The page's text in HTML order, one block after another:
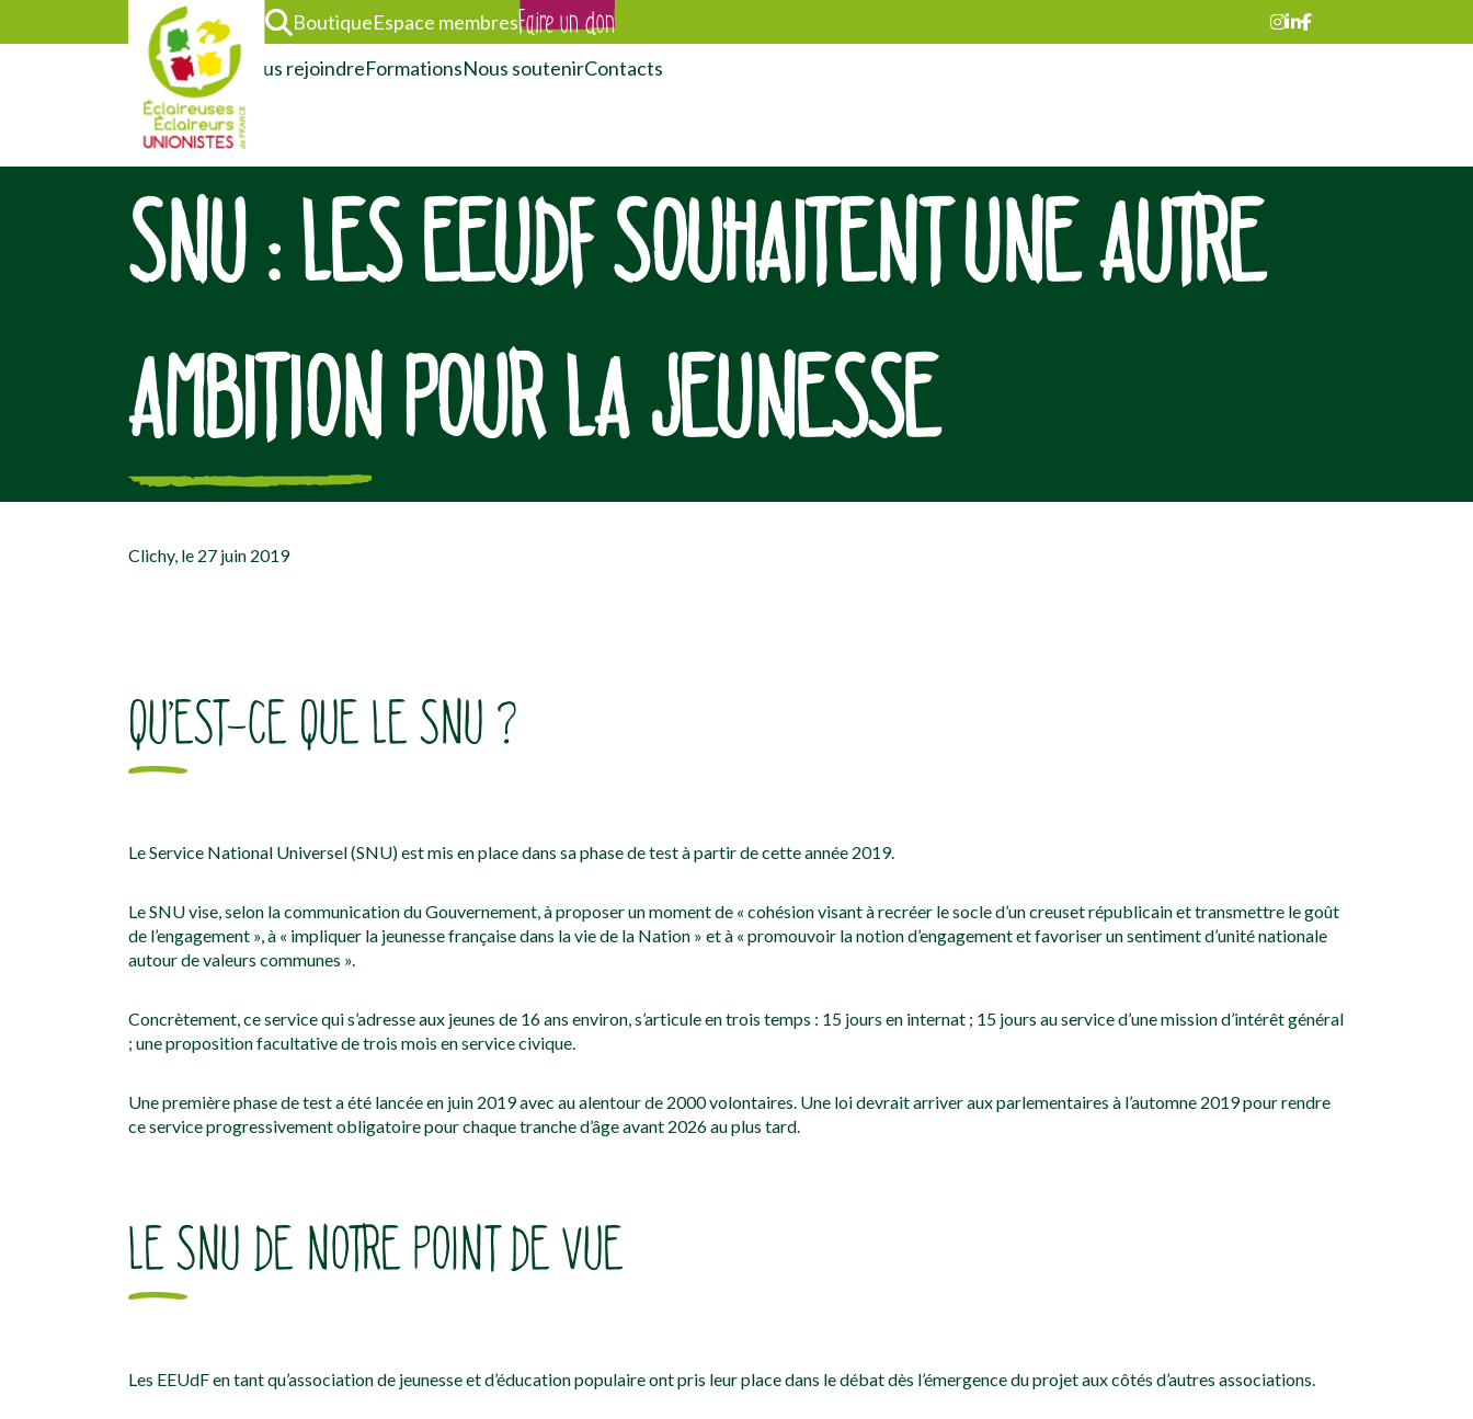
BoutiqueEspace membresFaire un don
L’associationNous rejoindreFormationsNous soutenirContacts
SNU : LES EEUDF SOUHAITENT UNE AUTRE
AMBITION POUR LA JEUNESSE
Clichy, le 27 juin 2019
QU’EST-CE QUE LE SNU ?
Le Service National Universel (SNU) est mis en place dans sa phase de test à partir de cette année 2019.
Le SNU vise, selon la communication du Gouvernement, à proposer un moment de « cohésion visant à recréer le socle d’un creuset républicain et transmettre le goût
de l’engagement », à « impliquer la jeunesse française dans la vie de la Nation » et à « promouvoir la notion d’engagement et favoriser un sentiment d’unité nationale
autour de valeurs communes ».
Concrètement, ce service qui s’adresse aux jeunes de 16 ans environ, s’articule en trois temps : 15 jours en internat ; 15 jours au service d’une mission d’intérêt général
; une proposition facultative de trois mois en service civique.
Une première phase de test a été lancée en juin 2019 avec au alentour de 2000 volontaires. Une loi devrait arriver aux parlementaires à l’automne 2019 pour rendre
ce service progressivement obligatoire pour chaque tranche d’âge avant 2026 au plus tard.
LE SNU DE NOTRE POINT DE VUE
Les EEUdF en tant qu’association de jeunesse et d’éducation populaire ont pris leur place dans le débat dès l’émergence du projet aux côtés d’autres associations.